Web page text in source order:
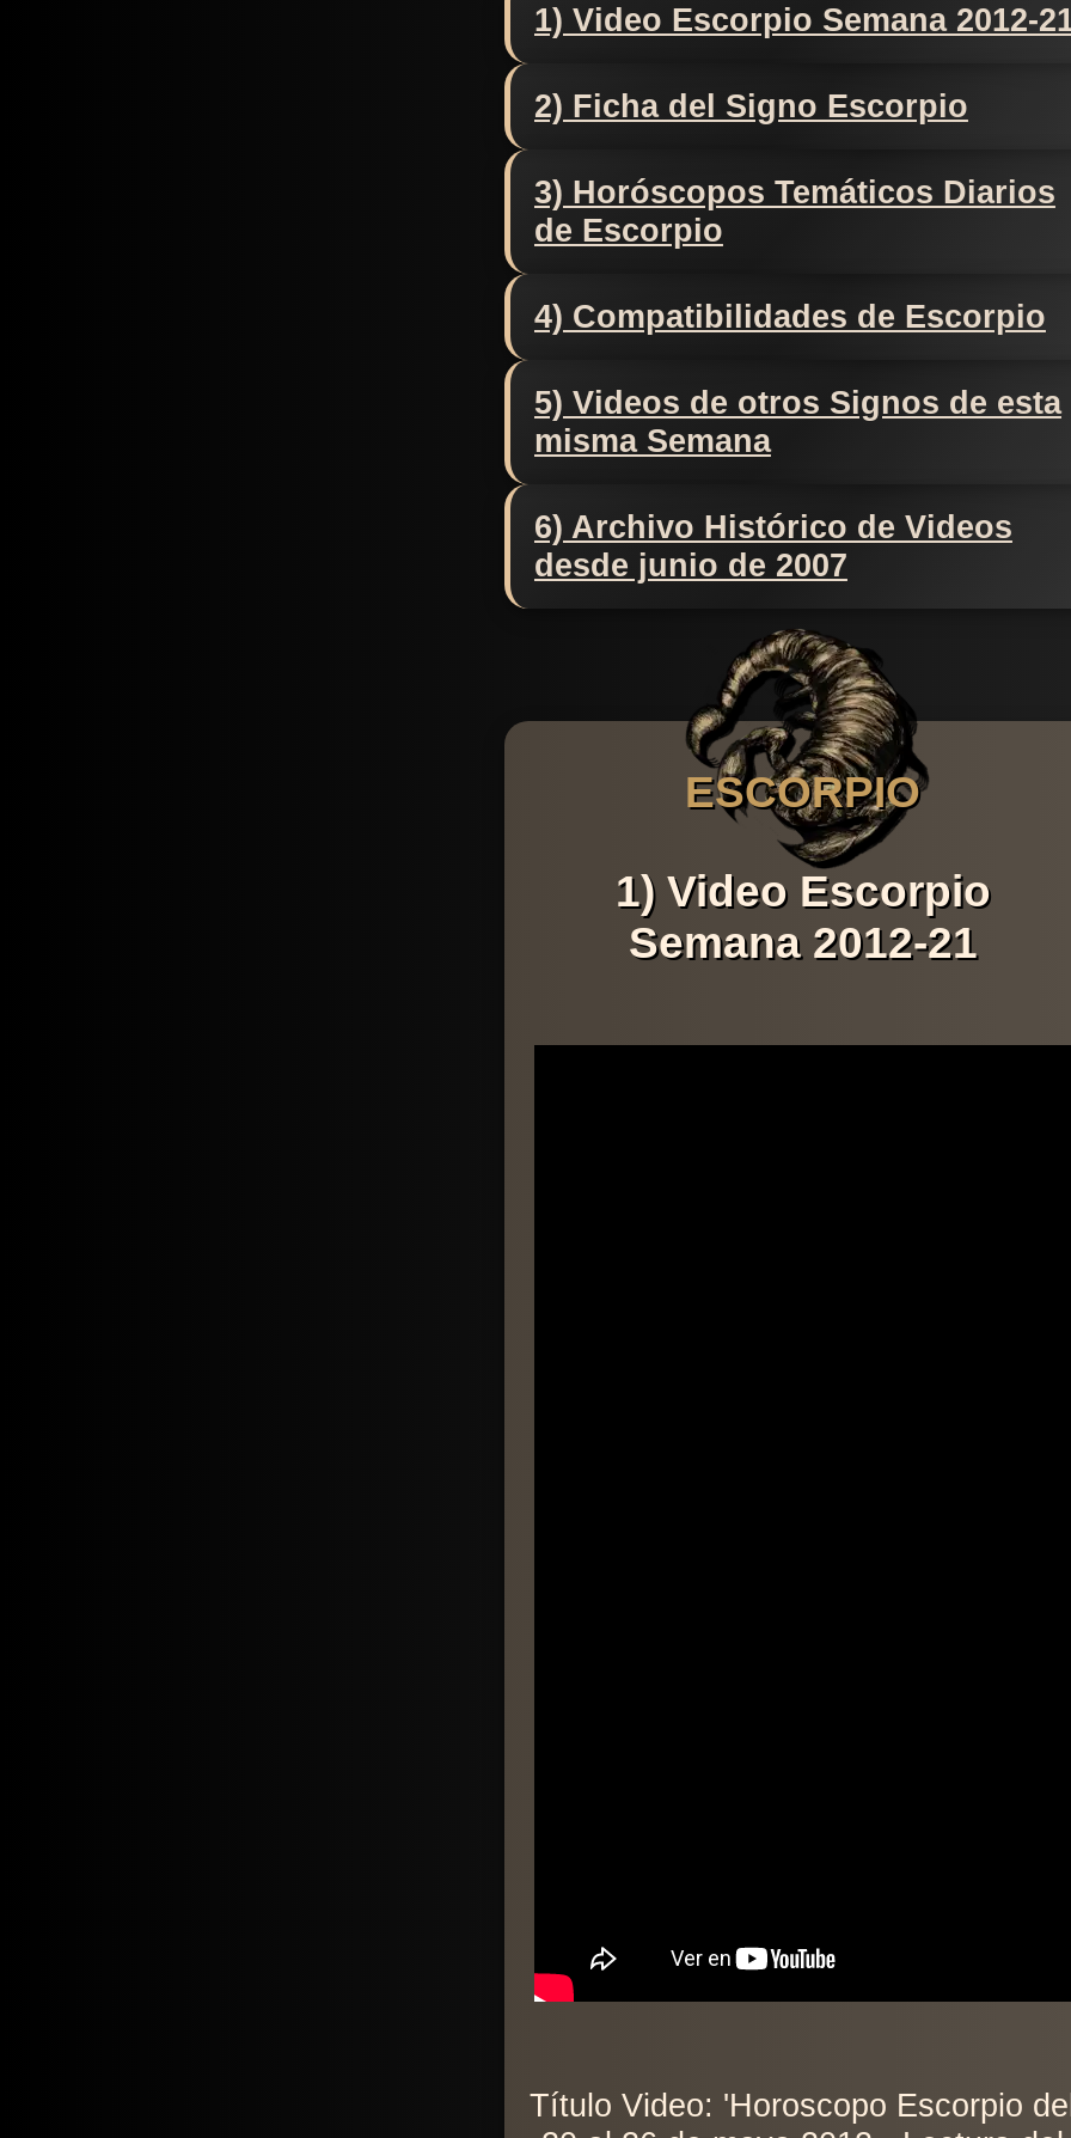
1) Video Escorpio Semana 2012-
2) Ficha del Signo Escorpio
3) Horóscopos Temáticos Diarios
de Escorpio
4) Compatibilidades de Escorpio
5) Videos de otros Signos de esta
misma Semana
6) Archivo Histórico de Videos
desde junio de 2007
ESCORPIO
1) Video Escorpio
Semana 2012-21
Título Video: 'Horoscopo Escorpio